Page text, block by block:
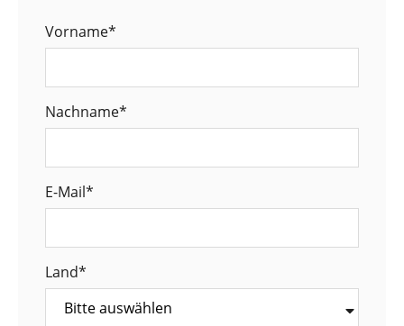
Vorname*
Nachname*
E-Mail*
Land*